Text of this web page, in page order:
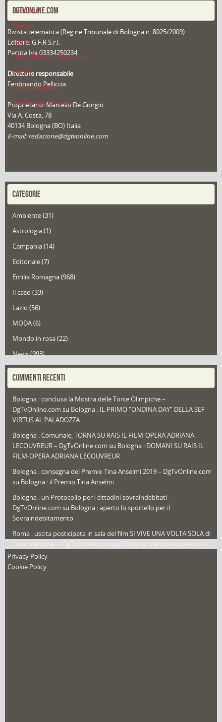
Redazioni
Speciali
Sport
That's Bologna Magazine
Veneto
Video (archivio)
Video in primo piano
DGTVONLINE.COM
Rivista telematica (Reg.ne Tribunale di Bologna n. 8025/2009)
Editore: G.F.R S.r.l.
Partita Iva 03334250234
Direttore responsabile
Ferdinando Pelliccia
Proprietario: Marcello De Giorgio
Via A. Costa, 78
40134 Bologna (BO) Italia
E-mail: redazione@dgtvonline.com
CATEGORIE
Ambiente(31)
Astrologia(1)
Campania(14)
Editoriale(7)
Emilia Romagna(968)
Il caso (33)
Lazio (56)
MODA(6)
Mondo in rosa(22)
News(993)
Portfolio(1)
Redazioni(1.049)
Speciali (22)
Sport
That's Bologna Magazine(25)
Video (archivio) (263)
COMMENTI RECENTI
Bologna : conclusa la Mostra delle Torce Olimpiche –
DgTvOnline.com su Bologna : IL PRIMO “ONDINA DAY” DELLA SEF
VIRTUS AL PALADOZZA
Bologna : Comunale, TORNA SU RAI5 IL FILM-OPERA ADRIANA
LECOUVREUR – DgTvOnline.com su Bologna : DOMANI SU RAI5 IL
FILM-OPERA ADRIANA LECOUVREUR
Bologna : consegna del Premio Tina Anselmi 2019 – DgTvOnline.com
su Bologna : il Premio Tina Anselmi
Bologna : un Protocollo per i cittadini sovraindebitati –
DgTvOnline.com su Bologna : aperto lo sportello per il
Sovraindebitamento
Roma : uscita posticipata in sala del film SI VIVE UNA VOLTA SOLA di
su
nuovo film
Privacy Policy
Cookie Policy